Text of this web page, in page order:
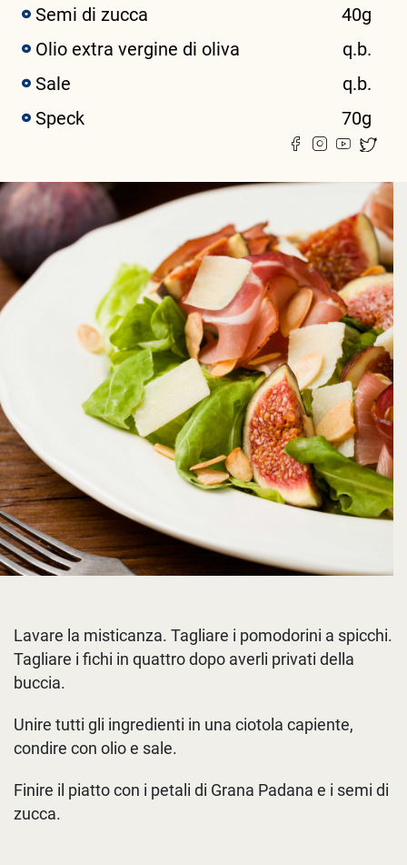
Semi di zucca
40g
Olio extra vergine di oliva
q.b.
Sale
q.b.
Speck
70g
Lavare la misticanza. Tagliare i pomodorini a spicchi.
Tagliare i fichi in quattro dopo averli privati della
buccia.
Unire tutti gli ingredienti in una ciotola capiente,
condire con olio e sale.
Finire il piatto con i petali di Grana Padana e i semi di
zucca.